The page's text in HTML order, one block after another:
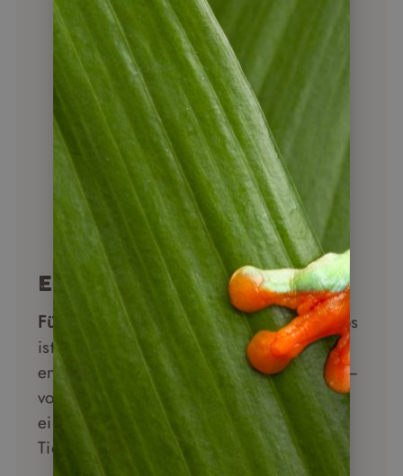
Ecuador Überblick
Für wen geeignet: Ecuador mit Galápagos
ist ideal für Naturreisende, die auf
engstem Raum maximale Vielfalt suchen –
von Vulkanen über Regenwald bis zu
einem der außergewöhnlichsten
Tierparadiese der Welt.